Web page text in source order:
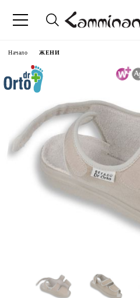
Начало ЖЕНИ